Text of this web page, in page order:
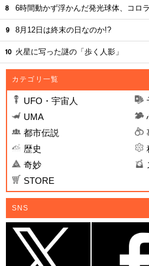
6時間動かず浮かんだ発光球体、コロ
8月12日は終末の日なのか!?
火星に写った謎の「歩く人影」
カテゴリ一覧
UFO・宇宙人
UMA
都市伝説
歴史
奇妙
STORE
SNS